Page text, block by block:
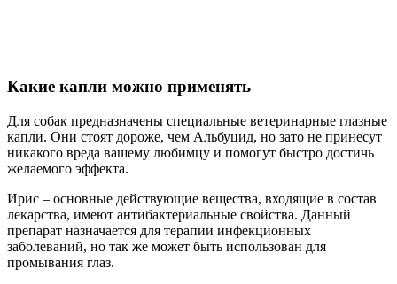
Какие капли можно применять
Для собак предназначены специальные ветеринарные глазные
капли. Они стоят дороже, чем Альбуцид, но зато не принесут
никакого вреда вашему любимцу и помогут быстро достичь
желаемого эффекта.
Ирис – основные действующие вещества, входящие в состав
лекарства, имеют антибактериальные свойства. Данный
препарат назначается для терапии инфекционных
заболеваний, но так же может быть использован для
промывания глаз.